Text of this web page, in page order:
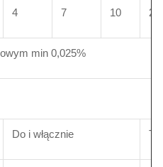
4 7 10 22
min 0,025%
Do i włącznie